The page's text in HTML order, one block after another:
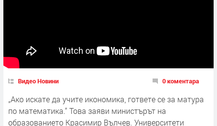
Видео Новини 0 коментара
„Ако искате да учите икономика, гответе се за матура
по математика.“ Това заяви министърът на
образованието Красимир Вълчев. Университети